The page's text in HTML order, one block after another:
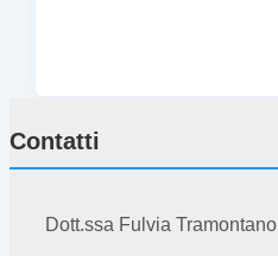
Contatti
Dott.ssa Fulvia Tramontano